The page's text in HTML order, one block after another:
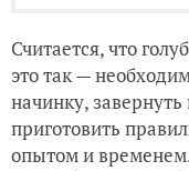
Считается, что
это так —
начинку, завернуть
приготовить
опытом и